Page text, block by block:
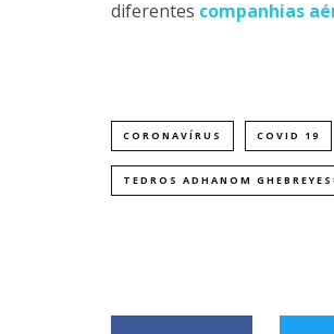
diferentes companhias
CORONAVÍRUS COVID 19
TEDROS ADHANOM